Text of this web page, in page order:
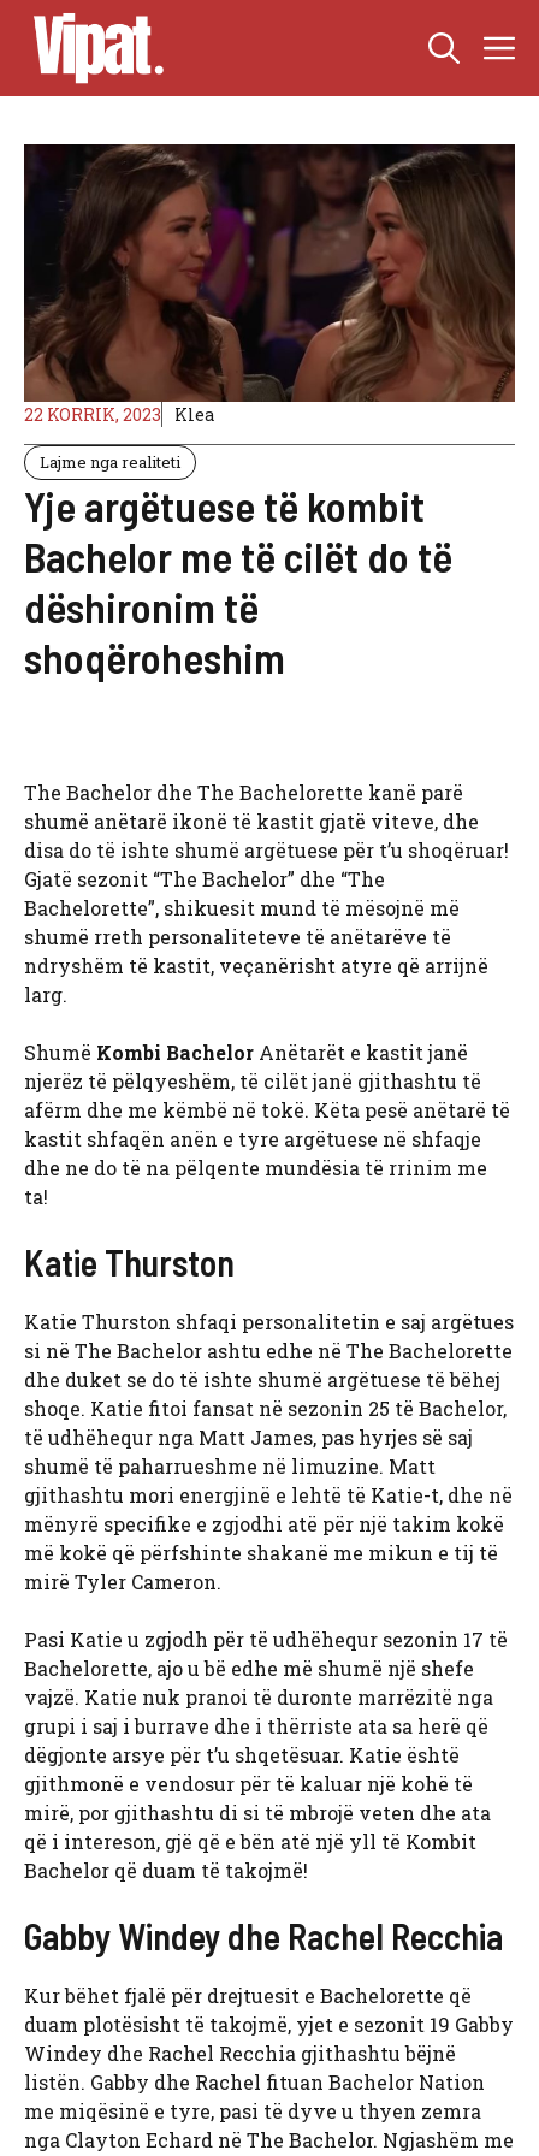
Skip
content
22 KORRIK, 2023 Klea
Lajme nga realiteti
Yje argëtuese të kombit
Bachelor me të cilët do të
dëshironim të
shoqëroheshim
The Bachelor dhe The Bachelorette kanë parë
shumë anëtarë ikonë të kastit gjatë viteve, dhe
disa do të ishte shumë argëtuese për t’u shoqëruar!
Gjatë sezonit “The Bachelor” dhe “The
Bachelorette”, shikuesit mund të mësojnë më
shumë rreth personaliteteve të anëtarëve të
ndryshëm të kastit, veçanërisht atyre që arrijnë
larg.
Shumë Kombi Bachelor Anëtarët e kastit janë
njerëz të pëlqyeshëm, të cilët janë gjithashtu të
afërm dhe me këmbë në tokë. Këta pesë anëtarë të
kastit shfaqën anën e tyre argëtuese në shfaqje
dhe ne do të na pëlqente mundësia të rrinim me
ta!
Katie Thurston
Katie Thurston shfaqi personalitetin e saj argëtues
si në The Bachelor ashtu edhe në The Bachelorette
dhe duket se do të ishte shumë argëtuese të bëhej
shoqe. Katie fitoi fansat në sezonin 25 të Bachelor,
të udhëhequr nga Matt James, pas hyrjes së saj
shumë të paharrueshme në limuzine. Matt
gjithashtu mori energjinë e lehtë të Katie-t, dhe në
mënyrë specifike e zgjodhi atë për një takim kokë
më kokë që përfshinte shakanë me mikun e tij të
mirë Tyler Cameron.
Pasi Katie u zgjodh për të udhëhequr sezonin 17 të
Bachelorette, ajo u bë edhe më shumë një shefe
vajzë. Katie nuk pranoi të duronte marrëzitë nga
grupi i saj i burrave dhe i thërriste ata sa herë që
dëgjonte arsye për t’u shqetësuar. Katie është
gjithmonë e vendosur për të kaluar një kohë të
mirë, por gjithashtu di si të mbrojë veten dhe ata
që i intereson, gjë që e bën atë një yll të Kombit
Bachelor që duam të takojmë!
Gabby Windey dhe Rachel Recchia
Kur bëhet fjalë për drejtuesit e Bachelorette që
duam plotësisht të takojmë, yjet e sezonit 19 Gabby
Windey dhe Rachel Recchia gjithashtu bëjnë
listën. Gabby dhe Rachel fituan Bachelor Nation
me miqësinë e tyre, pasi të dyve u thyen zemra
nga Clayton Echard në The Bachelor. Ngjashëm me